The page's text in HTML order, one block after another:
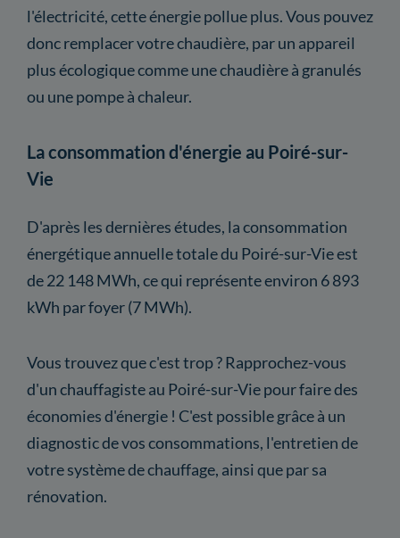
l'électricité, cette énergie pollue plus. Vous pouvez
donc remplacer votre chaudière, par un appareil
plus écologique comme une chaudière à granulés
ou une pompe à chaleur.
La consommation d'énergie au Poiré-sur-
Vie
D'après les dernières études, la consommation
énergétique annuelle totale du Poiré-sur-Vie est
de 22 148 MWh, ce qui représente environ 6 893
kWh par foyer (7 MWh).
Vous trouvez que c'est trop ? Rapprochez-vous
d'un chauffagiste au Poiré-sur-Vie pour faire des
économies d'énergie ! C'est possible grâce à un
diagnostic de vos consommations, l'entretien de
votre système de chauffage, ainsi que par sa
rénovation.